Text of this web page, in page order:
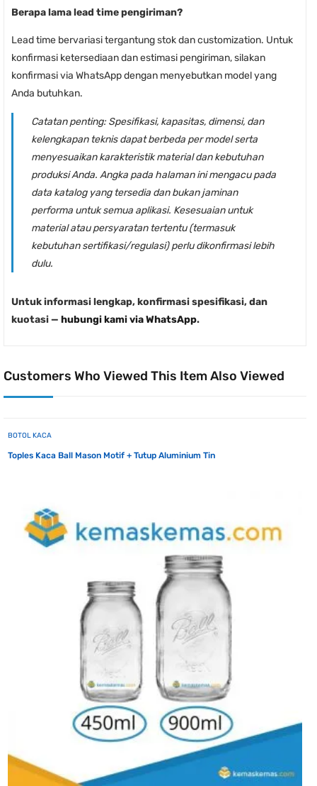
Berapa lama lead time pengiriman?
Lead time bervariasi tergantung stok dan customization. Untuk
konfirmasi ketersediaan dan estimasi pengiriman, silakan
konfirmasi via WhatsApp dengan menyebutkan model yang
Anda butuhkan.
Catatan penting: Spesifikasi, kapasitas, dimensi, dan
kelengkapan teknis dapat berbeda per model serta
menyesuaikan karakteristik material dan kebutuhan
produksi Anda. Angka pada halaman ini mengacu pada
data katalog yang tersedia dan bukan jaminan
performa untuk semua aplikasi. Kesesuaian untuk
material atau persyaratan tertentu (termasuk
kebutuhan sertifikasi/regulasi) perlu dikonfirmasi lebih
dulu.
Untuk informasi lengkap, konfirmasi spesifikasi, dan
kuotasi — hubungi kami via WhatsApp.
Customers Who Viewed This Item Also Viewed
BOTOL KACA
Toples Kaca Ball Mason Motif + Tutup Aluminium Tin